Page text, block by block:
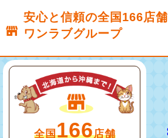
安心と信頼の全国166店舗
ワンラブグループ
全国166店舗